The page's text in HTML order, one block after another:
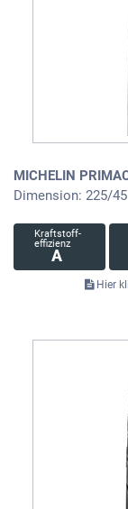
MICHELIN
Dimension: 225/
Kraftstoff-
effizienz
A
Hier